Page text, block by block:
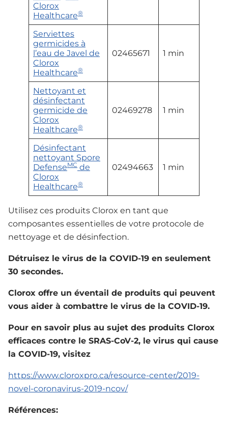
Clorox
Healthcare®
Serviettes
germicides à
l’eau de Javel de
Clorox
Healthcare®
02465671 1 min
Nettoyant et
désinfectant
germicide de
Clorox
Healthcare®
02469278 1 min
Désinfectant
nettoyant Spore
DefenseMC de
Clorox
Healthcare®
02494663 1 min
Utilisez ces produits Clorox en tant que
composantes essentielles de votre protocole de
nettoyage et de désinfection.
Détruisez le virus de la COVID-19 en seulement
30 secondes.
Clorox offre un éventail de produits qui peuvent
vous aider à combattre le virus de la COVID-19.
Pour en savoir plus au sujet des produits Clorox
efficaces contre le SRAS-CoV-2, le virus qui cause
la COVID-19, visitez
https://www.cloroxpro.ca/resource-center/2019-
novel-coronavirus-2019-ncov/
Références: